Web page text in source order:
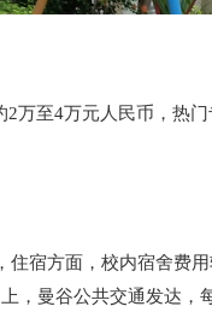
万至4万元人民币，热
宿方面，校内宿舍费
，曼谷公共交通发达